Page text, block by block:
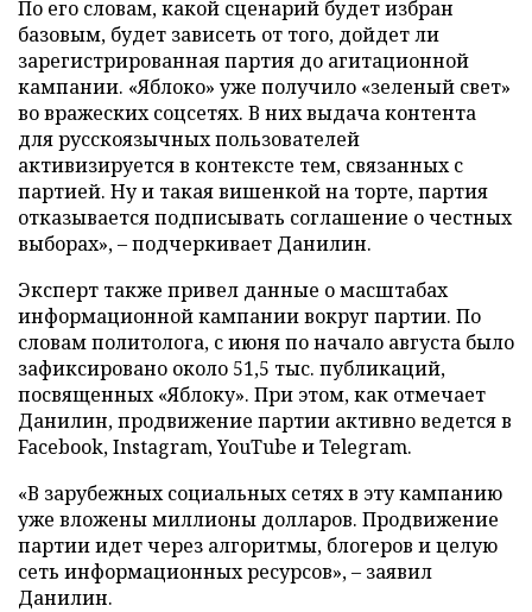
По его словам, какой сценарий будет избран
базовым, будет зависеть от того, дойдет ли
зарегистрированная партия до агитационной
кампании. «Яблоко» уже получило «зеленый свет»
во вражеских соцсетях. В них выдача контента
для русскоязычных пользователей
активизируется в контексте тем, связанных с
партией. Ну и такая вишенкой на торте, партия
отказывается подписывать соглашение о честных
выборах», – подчеркивает Данилин.
Эксперт также привел данные о масштабах
информационной кампании вокруг партии. По
словам политолога, с июня по начало августа было
зафиксировано около 51,5 тыс. публикаций,
посвященных «Яблоку». При этом, как отмечает
Данилин, продвижение партии активно ведется в
Facebook, Instagram, YouTube и Telegram.
«В зарубежных социальных сетях в эту кампанию
уже вложены миллионы долларов. Продвижение
партии идет через алгоритмы, блогеров и целую
сеть информационных ресурсов», – заявил
Данилин.